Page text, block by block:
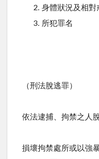
身體狀況及相對
所犯罪名
（刑法脫逃罪）
依法逮捕、拘禁之人
損壞拘禁處所或以強